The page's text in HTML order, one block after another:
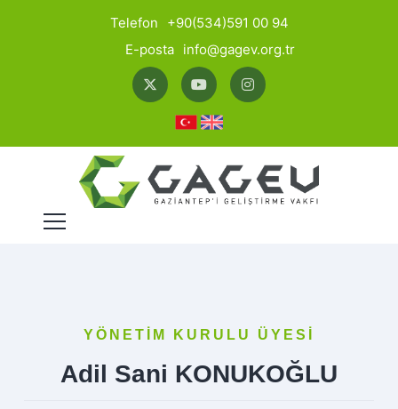
Telefon
+90(534)591 00 94
E-posta info@gagev.org.tr
YÖNETİM KURULU ÜYESİ
Adil Sani KONUKOĞLU